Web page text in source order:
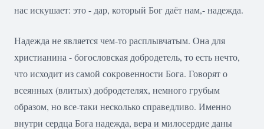
нас искушает: это - дар, который Бог даёт нам,- надежда.
Надежда не является чем-то расплывчатым. Она для
христианина - богословская добродетель, то есть нечто,
что исходит из самой сокровенности Бога. Говорят о
всеянных (влитых) добродетелях, немного грубым
образом, но все-таки несколько справедливо. Именно
внутри сердца Бога надежда, вера и милосердие даны